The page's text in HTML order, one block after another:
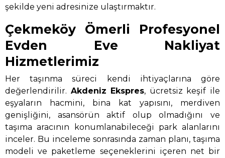
şekilde yeni adresinize ulaştırmaktır.
Çekmeköy Ömerli Profesyonel
Evden Eve Nakliyat
Hizmetlerimiz
Her taşınma süreci kendi ihtiyaçlarına göre
değerlendirilir. Akdeniz Ekspres, ücretsiz keşif ile
eşyaların hacmini, bina kat yapısını, merdiven
genişliğini, asansörün aktif olup olmadığını ve
taşıma aracının konumlanabileceği park alanlarını
inceler. Bu inceleme sonrasında zaman planı, taşıma
modeli ve paketleme seçeneklerini içeren net bir